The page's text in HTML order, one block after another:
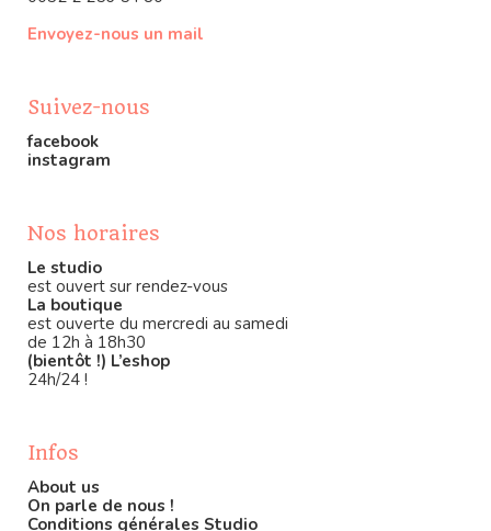
Envoyez-nous un mail
Suivez-nous
facebook
instagram
Nos horaires
Le studio
est ouvert sur rendez-vous
La boutique
est ouverte du mercredi au samedi
de 12h à 18h30
(bientôt !) L’eshop
24h/24 !
Infos
About us
On parle de nous !
Conditions générales Studio